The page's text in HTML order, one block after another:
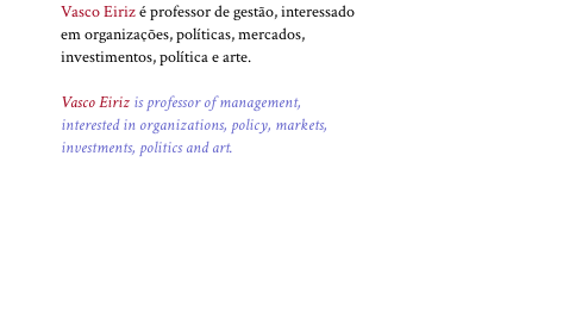
Vasco Eirizé professor de gestão, interessado
em organizações, políticas, mercados,
investimentos, política e arte.
Vasco Eiriz is professor of management,
interested in organizations, policy, markets,
investments, politics and art.